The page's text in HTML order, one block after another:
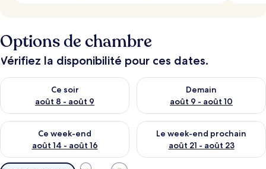
Options de chambre
Vérifiez la disponibilité pour ces dates.
Ce soir
août 8 - août 9
Vérifier la disponibilité pour ce soir août 8 - août 9
Demain
août 9 - août 10
Vérifier la disponibilité pour
Ce week-end
août 14 - août 16
Vérifier la disponibilité pour ce week-end août 14 - août 16
Le week-end prochain
août 21 - août 23
Vérifier la disponibilité pour